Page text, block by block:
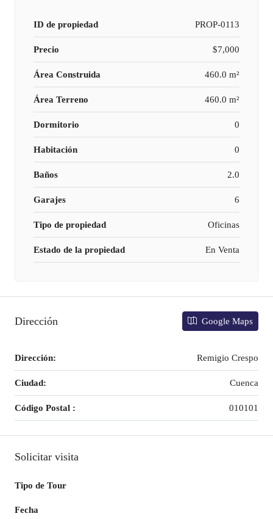
ID de propiedad PROP-0113
Precio $7,000
Área Construida 460.0 m²
Área Terreno 460.0 m²
Dormitorio 0
Habitación 0
Baños 2.0
Garajes 6
Tipo de propiedad Oficinas
Estado de la propiedad En Venta
Dirección Google Maps
Dirección: Remigio Crespo
Ciudad: Cuenca
Código Postal : 010101
Solicitar visita
Tipo de Tour
Fecha